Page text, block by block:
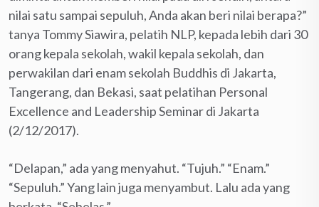
nilai satu sampai sepuluh, Anda akan beri nilai berapa?”
tanya Tommy Siawira, pelatih NLP, kepada lebih dari 30
orang kepala sekolah, wakil kepala sekolah, dan
perwakilan dari enam sekolah Buddhis di Jakarta,
Tangerang, dan Bekasi, saat pelatihan Personal
Excellence and Leadership Seminar di Jakarta
(2/12/2017).
“Delapan,” ada yang menyahut. “Tujuh.” “Enam.”
“Sepuluh.” Yang lain juga menyambut. Lalu ada yang